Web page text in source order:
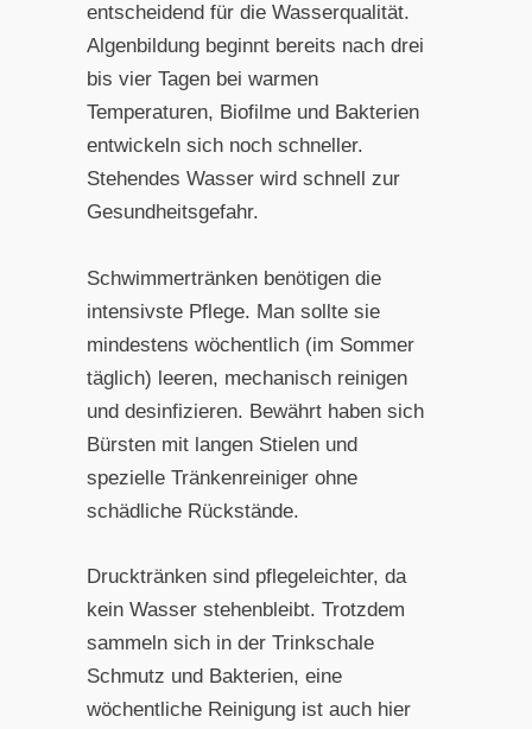
entscheidend für die Wasserqualität.
Algenbildung beginnt bereits nach drei
bis vier Tagen bei warmen
Temperaturen, Biofilme und Bakterien
entwickeln sich noch schneller.
Stehendes Wasser wird schnell zur
Gesundheitsgefahr.
Schwimmertränken benötigen die
intensivste Pflege. Man sollte sie
mindestens wöchentlich (im Sommer
täglich) leeren, mechanisch reinigen
und desinfizieren. Bewährt haben sich
Bürsten mit langen Stielen und
spezielle Tränkenreiniger ohne
schädliche Rückstände.
Drucktränken sind pflegeleichter, da
kein Wasser stehenbleibt. Trotzdem
sammeln sich in der Trinkschale
Schmutz und Bakterien, eine
wöchentliche Reinigung ist auch hier